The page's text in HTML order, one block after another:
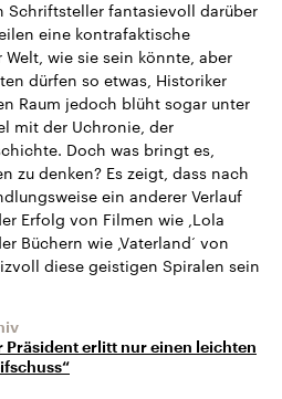
Schriftsteller fantasievoll darüber
eine kontrafaktische
Welt, wie sie sein könnte, aber
dürfen so etwas, Historiker
Raum jedoch blüht sogar unter
mit der Uchronie, der
Doch was bringt es,
zu denken? Es zeigt, dass nach
ein anderer Verlauf
Erfolg von Filmen wie ,Lola
Büchern wie ,Vaterland‘ von
diese geistigen Spiralen sein
Präsident erlitt nur einen leichten